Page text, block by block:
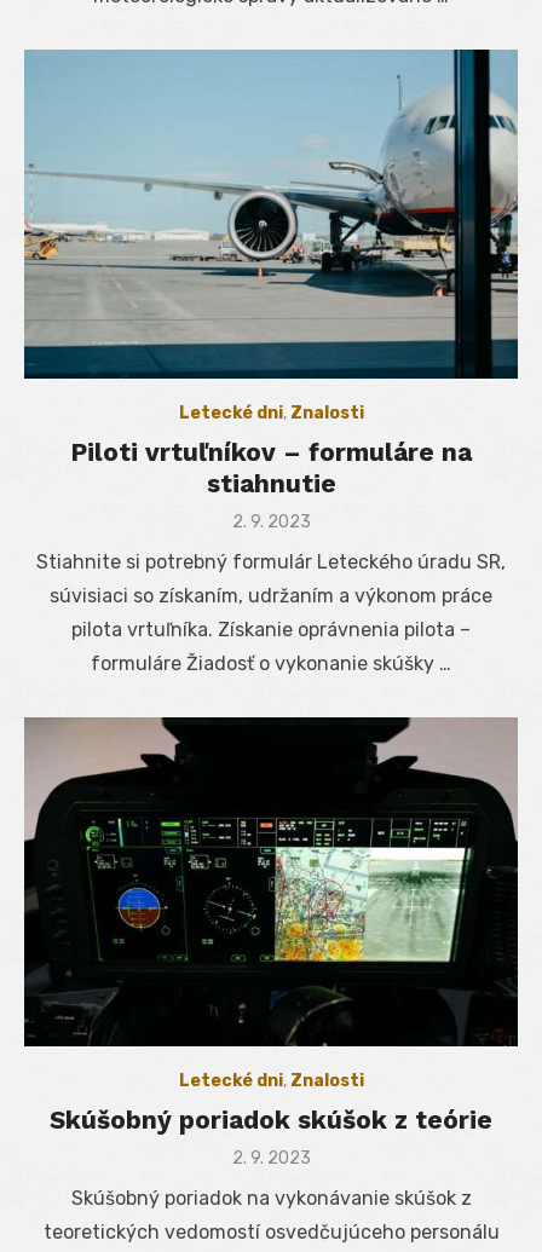
Letecké dni, Znalosti
Piloti vrtuľníkov – formuláre na
stiahnutie
Posted
2. 9. 2023
Stiahnite si potrebný formulár Leteckého úradu SR,
súvisiaci so získaním, udržaním a výkonom práce
pilota vrtuľníka. Získanie oprávnenia pilota –
formuláre Žiadosť o vykonanie skúšky …
Letecké dni, Znalosti
Skúšobný poriadok skúšok z teórie
Posted
2. 9. 2023
Skúšobný poriadok na vykonávanie skúšok z
teoretických vedomostí osvedčujúceho personálu